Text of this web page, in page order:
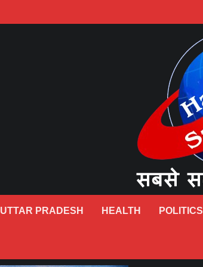
UTTAR PRADESH HEALTH POLITICS